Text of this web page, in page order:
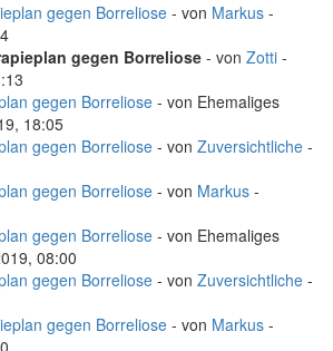
gegen Borreliose - von Markus -
gegen Borreliose - von Zotti -
gegen Borreliose - von Ehemaliges
18:05
gegen Borreliose - von Zuversichtliche -
gegen Borreliose - von Markus -
gegen Borreliose - von Ehemaliges
08:00
gegen Borreliose - von Zuversichtliche -
gegen Borreliose - von Markus -